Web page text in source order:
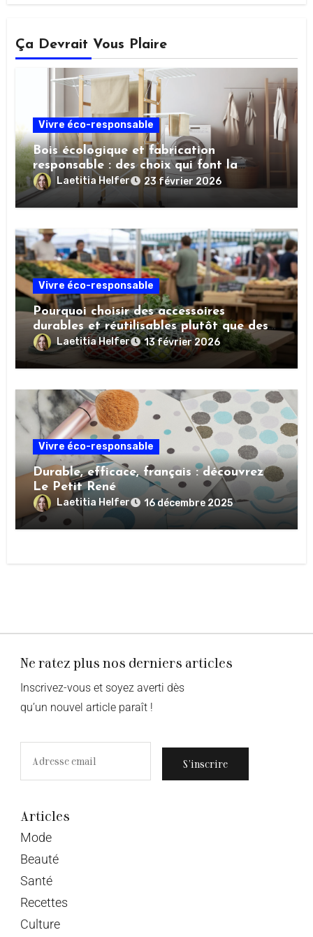
Ça Devrait Vous Plaire
Vivre éco-responsable
Bois écologique et fabrication
responsable : des choix qui font la
différence
Laetitia Helfer 23 février 2026
Vivre éco-responsable
Pourquoi choisir des accessoires
durables et réutilisables plutôt que des
produits jetables ?
Laetitia Helfer 13 février 2026
Vivre éco-responsable
Durable, efficace, français : découvrez
Le Petit René
Laetitia Helfer 16 décembre 2025
Ne ratez plus nos derniers articles
Inscrivez-vous et soyez averti dès
qu’un nouvel article paraît !
S’inscrire
Articles
Mode
Beauté
Santé
Recettes
Culture